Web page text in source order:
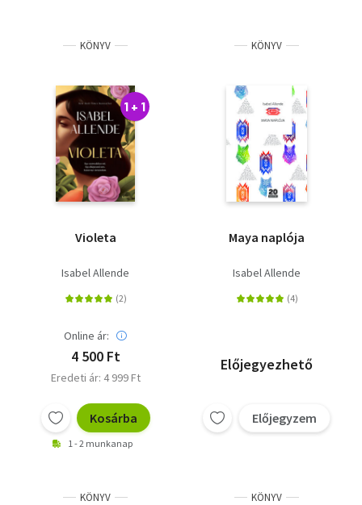
KÖNYV
1 + 1
Violeta
Isabel Allende
Online ár:
4 500 Ft
Eredeti ár: 4 999 Ft
Kosárba
1 - 2 munkanap
KÖNYV
Maya naplója
Isabel Allende
Előjegyezhető
Előjegyzem
KÖNYV KÖNYV